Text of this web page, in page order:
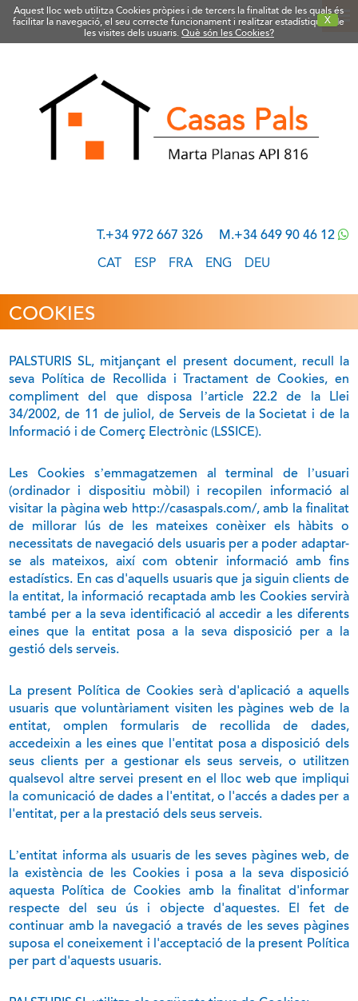
Aquest lloc web utilitza Cookies pròpies i de tercers la finalitat de les quals és
facilitar la navegació, el seu correcte funcionament i realitzar estadístiques de
les visites dels usuaris.
X
Què són les Cookies?
M.+34 649 90 46 12
T.+34 972 667 326
CAT ESP FRA ENG DEU
COOKIES
PALSTURIS SL, mitjançant el present document, recull la
seva Política de Recollida i Tractament de Cookies, en
compliment del que disposa l’article 22.2 de la Llei
34/2002, de 11 de juliol, de Serveis de la Societat i de la
Informació i de Comerç Electrònic (LSSICE).
Les Cookies s’emmagatzemen al terminal de l’usuari
(ordinador i dispositiu mòbil) i recopilen informació al
visitar la pàgina web http://casaspals.com/, amb la finalitat
de millorar lús de les mateixes conèixer els hàbits o
necessitats de navegació dels usuaris per a poder adaptar-
se als mateixos, així com obtenir informació amb fins
estadístics. En cas d'aquells usuaris que ja siguin clients de
la entitat, la informació recaptada amb les Cookies servirà
també per a la seva identificació al accedir a les diferents
eines que la entitat posa a la seva disposició per a la
gestió dels serveis.
La present Política de Cookies serà d'aplicació a aquells
usuaris que voluntàriament visiten les pàgines web de la
entitat, omplen formularis de recollida de dades,
accedeixin a les eines que l'entitat posa a disposició dels
seus clients per a gestionar els seus serveis, o utilitzen
qualsevol altre servei present en el lloc web que impliqui
la comunicació de dades a l'entitat, o l'accés a dades per a
l'entitat, per a la prestació dels seus serveis.
L’entitat informa als usuaris de les seves pàgines web, de
la existència de les Cookies i posa a la seva disposició
aquesta Política de Cookies amb la finalitat d'informar
respecte del seu ús i objecte d'aquestes. El fet de
continuar amb la navegació a través de les seves pàgines
suposa el coneixement i l'acceptació de la present Política
per part d'aquests usuaris.